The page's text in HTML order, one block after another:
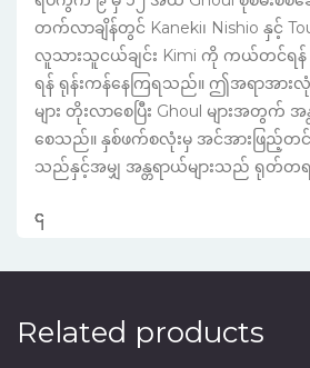
တက်လာချိန်တွင် Kaneki၊ Nishio နှင့်
လူသားသူငယ်ချင်း Kimi ကို ကယ်တင်
ရန် ရုန်းကန်နေကြရသည်။ ဤအရာအားလုံ
များ တိုးလာစေပြီး Ghoul များအတွက်
စေသည်။ နှစ်ဖက်စလုံးမှ အင်အားဖြည့်တင်း
သည်နှင့်အမျှ အန္တရာယ်များသည် ရုတ်တ
၎
င
၎
၎
Related products